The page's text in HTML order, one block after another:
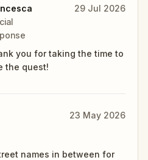
29 Jul 2026
you for taking the time to
the quest!
23 May 2026
names in between for